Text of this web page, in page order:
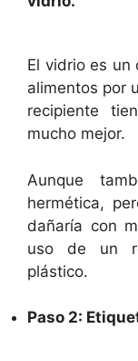
El vidrio es un
alimentos por
recipiente
mucho mejor.
Aunque
hermética,
dañaría con
uso de un
plástico.
Paso 2: